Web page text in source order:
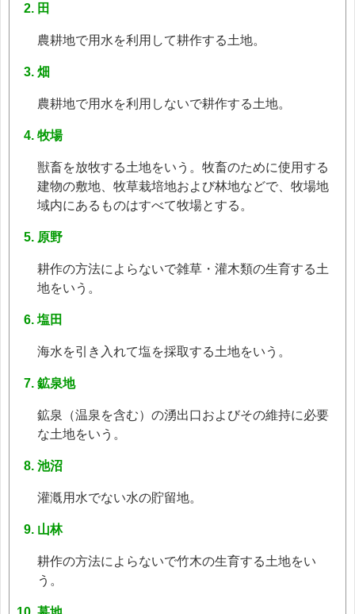
田
農耕地で用水を利用して耕作する土地。
畑
農耕地で用水を利用しないで耕作する土地。
牧場
獣畜を放牧する土地をいう。牧畜のために使用する
建物の敷地、牧草栽培地および林地などで、牧場地
域内にあるものはすべて牧場とする。
原野
耕作の方法によらないで雑草・灌木類の生育する土
地をいう。
塩田
海水を引き入れて塩を採取する土地をいう。
鉱泉地
鉱泉（温泉を含む）の湧出口およびその維持に必要
な土地をいう。
池沼
灌漑用水でない水の貯留地。
山林
耕作の方法によらないで竹木の生育する土地をい
う。